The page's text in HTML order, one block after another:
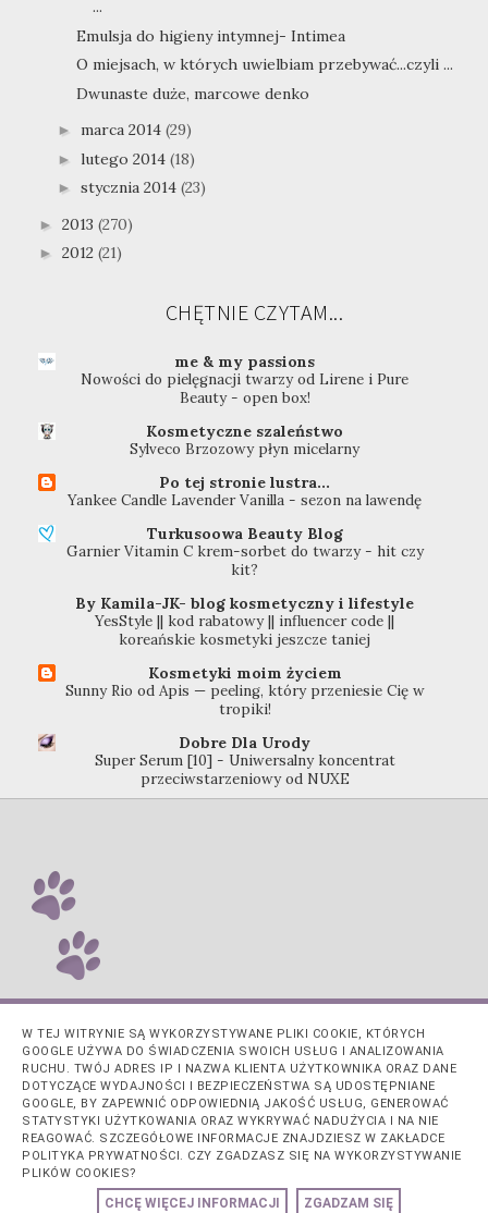
...
Emulsja do higieny intymnej- Intimea
O miejsach, w których uwielbiam przebywać...czyli ...
Dwunaste duże, marcowe denko
► marca 2014 (29)
► lutego 2014 (18)
► stycznia 2014 (23)
► 2013 (270)
► 2012 (21)
CHĘTNIE CZYTAM...
me & my passions
Nowości do pielęgnacji twarzy od Lirene i Pure
Beauty - open box!
Kosmetyczne szaleństwo
Sylveco Brzozowy płyn micelarny
Po tej stronie lustra...
Yankee Candle Lavender Vanilla - sezon na lawendę
Turkusoowa Beauty Blog
Garnier Vitamin C krem-sorbet do twarzy - hit czy
kit?
By Kamila-JK- blog kosmetyczny i lifestyle
YesStyle || kod rabatowy || influencer code ||
koreańskie kosmetyki jeszcze taniej
Kosmetyki moim życiem
Sunny Rio od Apis — peeling, który przeniesie Cię w
tropiki!
Dobre Dla Urody
Super Serum [10] - Uniwersalny koncentrat
przeciwstarzeniowy od NUXE
Obsługiwane przez usługę
W TEJ WITRYNIE SĄ WYKORZYSTYWANE PLIKI COOKIE, KTÓRYCH
GOOGLE UŻYWA DO ŚWIADCZENIA SWOICH USŁUG I ANALIZOWANIA
RUCHU. TWÓJ ADRES IP I NAZWA KLIENTA UŻYTKOWNIKA ORAZ DANE
DOTYCZĄCE WYDAJNOŚCI I BEZPIECZEŃSTWA SĄ UDOSTĘPNIANE
GOOGLE, BY ZAPEWNIĆ ODPOWIEDNIĄ JAKOŚĆ USŁUG, GENEROWAĆ
STATYSTYKI UŻYTKOWANIA ORAZ WYKRYWAĆ NADUŻYCIA I NA NIE
REAGOWAĆ. SZCZEGÓŁOWE INFORMACJE ZNAJDZIESZ W ZAKŁADCE
POLITYKA PRYWATNOŚCI. CZY ZGADZASZ SIĘ NA WYKORZYSTYWANIE
PLIKÓW COOKIES?
CHCĘ WIĘCEJ INFORMACJI ZGADZAM SIĘ